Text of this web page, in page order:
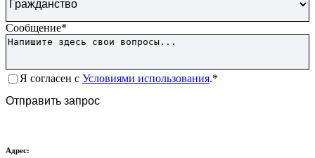
Сообщение*
Согласие*
Я согласен с Условиями использования.*
Отправить запрос
Адрес: